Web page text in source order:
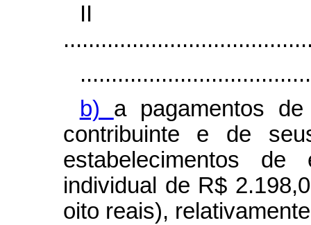
b) a pagamentos
contribuinte e de
estabelecimentos
individual de R$
oito reais),